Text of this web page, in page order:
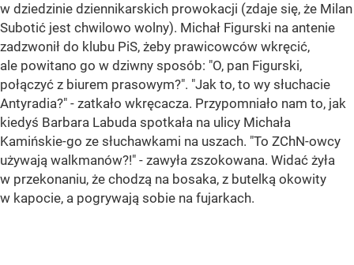
w dziedzinie dziennikarskich prowokacji (zdaje się, że Milan
Subotić jest chwilowo wolny). Michał Figurski na antenie
zadzwonił do klubu PiS, żeby prawicowców wkręcić,
ale powitano go w dziwny sposób: "O, pan Figurski,
połączyć z biurem prasowym?". "Jak to, to wy słuchacie
Antyradia?" - zatkało wkręcacza. Przypomniało nam to, jak
kiedyś Barbara Labuda spotkała na ulicy Michała
Kamińskie-go ze słuchawkami na uszach. "To ZChN-owcy
używają walkmanów?!" - zawyła zszokowana. Widać żyła
w przekonaniu, że chodzą na bosaka, z butelką okowity
w kapocie, a pogrywają sobie na fujarkach.